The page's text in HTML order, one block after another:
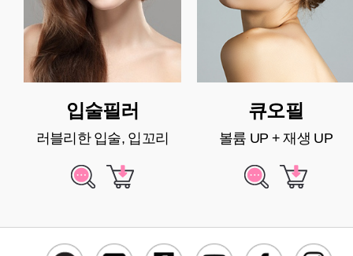
입술필러
러블리한 입술, 입꼬리
큐오필
볼륨 UP + 재생 UP